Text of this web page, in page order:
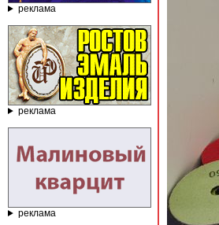
реклама
реклама
реклама